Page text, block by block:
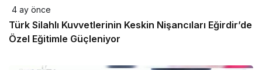
4 ay önce
Türk Silahlı Kuvvetlerinin Keskin Nişancıları Eğirdir’de
Özel Eğitimle Güçleniyor